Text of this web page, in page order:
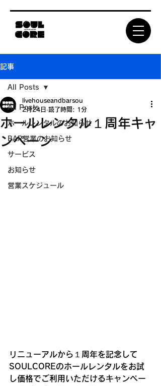
記事
All Posts
ホールレンタルのお知らせ
BAR営業のお知らせ
サービス
お知らせ
営業スケジュール
All Posts
ホールレンタル１周年キャ
ンペーン
livehouseandbarsou
2月24日 読了時間: 1分
リニューアルから１周年を記念して
SOULCOREのホールレンタルをお試
し価格でご利用いただけるキャンペー